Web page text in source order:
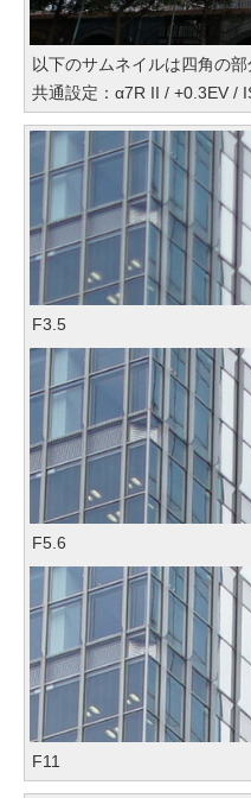
以下のサムネイルは四角の
共通設定：α7R II / +0.3EV /
F3.5
F5.6
F11